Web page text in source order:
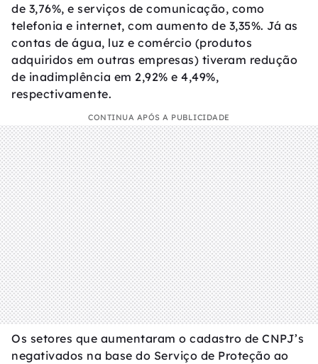
de 3,76%, e serviços de comunicação, como
telefonia e internet, com aumento de 3,35%. Já as
contas de água, luz e comércio (produtos
adquiridos em outras empresas) tiveram redução
de inadimplência em 2,92% e 4,49%,
respectivamente.
CONTINUA APÓS A PUBLICIDADE
Os setores que aumentaram o cadastro de CNPJ’s
negativados na base do Serviço de Proteção ao